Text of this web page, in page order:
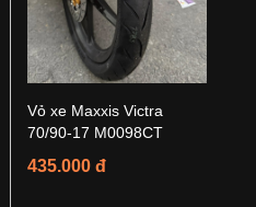
Vỏ xe Maxxis Victra
70/90-17 M0098CT
435.000 đ